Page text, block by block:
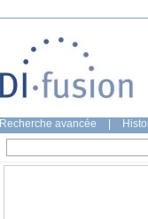
Recherche avancée